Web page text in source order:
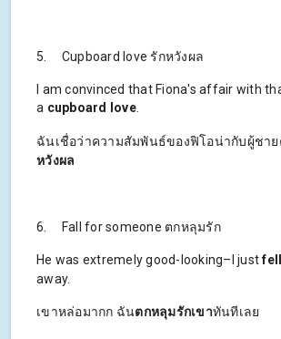
5. Cupboard love รักหวังผล
I am convinced that Fiona's affair with
a cupboard love.
ฉันเชื่อว่าความสัมพันธ์ของฟิโอน่ากับผู้ชา
หวังผล
6. Fall for someone ตกหลุมรัก
He was extremely good-looking–I just
away.
เขาหล่อมากก ฉันตกหลุมรักเขาทันทีเลย